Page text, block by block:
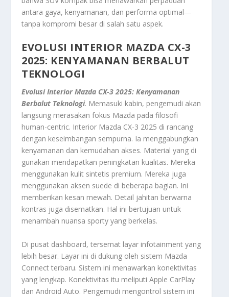
antara gaya, kenyamanan, dan performa optimal—
tanpa kompromi besar di salah satu aspek.
EVOLUSI INTERIOR MAZDA CX-3
2025: KENYAMANAN BERBALUT
TEKNOLOGI
Evolusi Interior Mazda CX-3 2025: Kenyamanan
Berbalut Teknologi. Memasuki kabin, pengemudi akan
langsung merasakan fokus Mazda pada filosofi
human-centric. Interior Mazda CX-3 2025 di rancang
dengan keseimbangan sempurna. Ia menggabungkan
kenyamanan dan kemudahan akses. Material yang di
gunakan mendapatkan peningkatan kualitas. Mereka
menggunakan kulit sintetis premium. Mereka juga
menggunakan aksen suede di beberapa bagian. Ini
memberikan kesan mewah. Detail jahitan berwarna
kontras juga disematkan. Hal ini bertujuan untuk
menambah nuansa sporty yang berkelas.
Di pusat dashboard, tersemat layar infotainment yang
lebih besar. Layar ini di dukung oleh sistem Mazda
Connect terbaru. Sistem ini menawarkan konektivitas
yang lengkap. Konektivitas itu meliputiApple CarPlay
danAndroid Auto. Pengemudi mengontrol sistem ini